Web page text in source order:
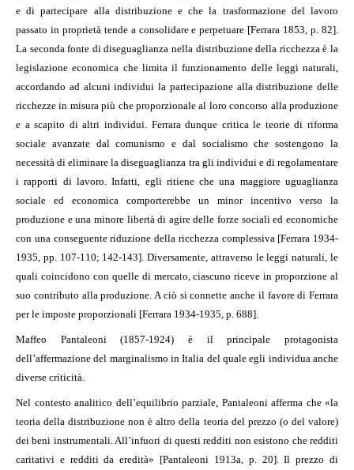
e di partecipare alla distribuzione e che la trasformazione del lavoro
passato in proprietà tende a consolidare e perpetuare [Ferrara 1853, p. 82].
La seconda fonte di diseguaglianza nella distribuzione della ricchezza è la
legislazione economica che limita il funzionamento delle leggi naturali,
accordando ad alcuni individui la partecipazione alla distribuzione delle
ricchezze in misura più che proporzionale al loro concorso alla produzione
e a scapito di altri individui. Ferrara dunque critica le teorie di riforma
sociale avanzate dal comunismo e dal socialismo che sostengono la
necessità di eliminare la diseguaglianza tra gli individui e di regolamentare
i rapporti di lavoro. Infatti, egli ritiene che una maggiore uguaglianza
sociale ed economica comporterebbe un minor incentivo verso la
produzione e una minore libertà di agire delle forze sociali ed economiche
con una conseguente riduzione della ricchezza complessiva [Ferrara 1934-
1935, pp. 107-110; 142-143]. Diversamente, attraverso le leggi naturali, le
quali coincidono con quelle di mercato, ciascuno riceve in proporzione al
suo contributo alla produzione. A ciò si connette anche il favore di Ferrara
per le imposte proporzionali [Ferrara 1934-1935, p. 688].
Maffeo Pantaleoni (1857-1924) è il principale protagonista
dell’affermazione del marginalismo in Italia del quale egli individua anche
diverse criticità.
Nel contesto analitico dell’equilibrio parziale, Pantaleoni afferma che «la
teoria della distribuzione non è altro della teoria del prezzo (o del valore)
dei beni instrumentali. All’infuori di questi redditi non esistono che redditi
caritativi e redditi da eredità» [Pantaleoni 1913a, p. 20]. Il prezzo di